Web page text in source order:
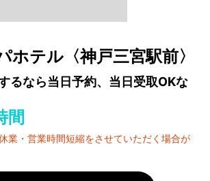
ホテル〈神戸三宮駅前〉
るなら当日予約、当日受取OKな
間
業・営業時間短縮をさせていただく場合が